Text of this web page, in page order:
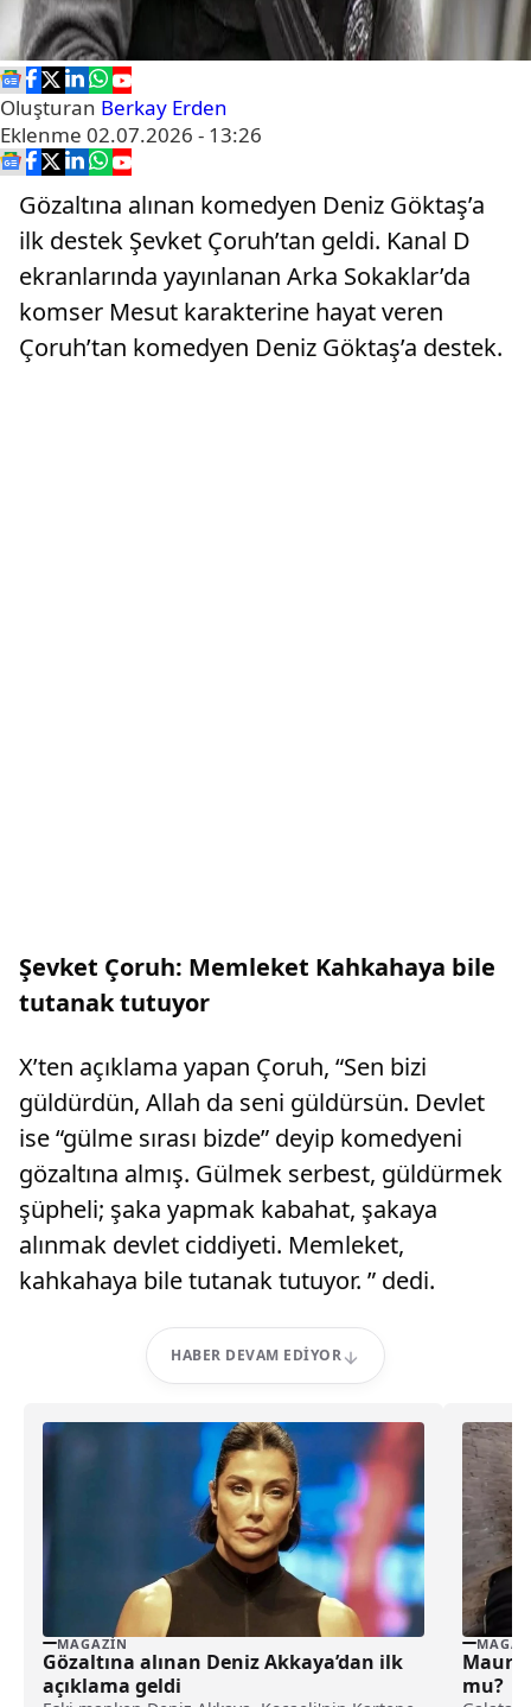
Oluşturan Berkay Erden
Eklenme 02.07.2026 - 13:26
Gözaltına alınan komedyen Deniz Göktaş’a
ilk destek Şevket Çoruh’tan geldi. Kanal D
ekranlarında yayınlanan Arka Sokaklar’da
komser Mesut karakterine hayat veren
Çoruh’tan komedyen Deniz Göktaş’a destek.
Şevket Çoruh: Memleket Kahkahaya bile
tutanak tutuyor
X’ten açıklama yapan Çoruh, “Sen bizi
güldürdün, Allah da seni güldürsün. Devlet
ise “gülme sırası bizde” deyip komedyeni
gözaltına almış. Gülmek serbest, güldürmek
şüpheli; şaka yapmak kabahat, şakaya
alınmak devlet ciddiyeti. Memleket,
kahkahaya bile tutanak tutuyor. ” dedi.
HABER DEVAM EDIYOR
MAGAZIN
Gözaltına alınan Deniz Akkaya’dan ilk
açıklama geldi
Mauro
mu?